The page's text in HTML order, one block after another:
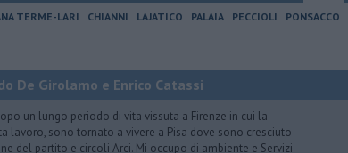
TERME-LARI CHIANNI LAJATICO PALAIA PECCIOLI PONSACCO
De Girolamo e Enrico Catassi
un lungo periodo di vita vissuta a Firenze in cui la
lavoro, sono tornato a vivere a Pisa dove sono cresciuto
del partito e circoli Arci. Mi occupo di ambiente e Servizi